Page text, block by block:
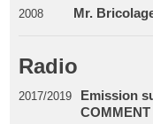
2008 Mr.
Radio
2017/2019
Emission